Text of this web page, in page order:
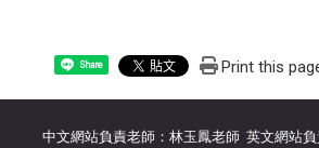
Share Print this
中文網站負責老師：林玉鳳老師 英文網站